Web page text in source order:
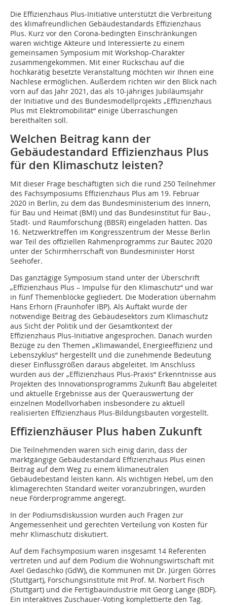
Die Effizienzhaus Plus-Initiative unterstützt die Verbreitung
des klimafreundlichen Gebäudestandards Effizienzhaus
Plus. Kurz vor den Corona-bedingten Einschränkungen
waren wichtige Akteure und Interessierte zu einem
gemeinsamen Symposium mit Workshop-Charakter
zusammengekommen. Mit einer Rückschau auf die
hochkarätig besetzte Veranstaltung möchten wir Ihnen eine
Nachlese ermöglichen. Außerdem richten wir den Blick nach
vorn auf das Jahr 2021, das als 10-jähriges Jubiläumsjahr
der Initiative und des Bundesmodellprojekts „Effizienzhaus
Plus mit Elektromobilität“ einige Überraschungen
bereithalten soll.
Welchen Beitrag kann der
Gebäudestandard Effizienzhaus Plus
für den Klimaschutz leisten?
Mit dieser Frage beschäftigten sich die rund 250 Teilnehmer
des Fachsymposiums Effizienzhaus Plus am 19. Februar
2020 in Berlin, zu dem das Bundesministerium des Innern,
für Bau und Heimat (BMI) und das Bundesinstitut für Bau-,
Stadt- und Raumforschung (BBSR) eingeladen hatten. Das
16. Netzwerktreffen im Kongresszentrum der Messe Berlin
war Teil des offiziellen Rahmenprogramms zur Bautec 2020
unter der Schirmherrschaft von Bundesminister Horst
Seehofer.
Das ganztägige Symposium stand unter der Überschrift
„Effizienzhaus Plus – Impulse für den Klimaschutz“ und war
in fünf Themenblöcke gegliedert. Die Moderation übernahm
Hans Erhorn (Fraunhofer IBP). Als Auftakt wurde der
notwendige Beitrag des Gebäudesektors zum Klimaschutz
aus Sicht der Politik und der Gesamtkontext der
Effizienzhaus Plus-Initiative angesprochen. Danach wurden
Bezüge zu den Themen „Klimawandel, Energieeffizienz und
Lebenszyklus“ hergestellt und die zunehmende Bedeutung
dieser Einflussgrößen daraus abgeleitet. Im Anschluss
wurden aus der „Effizienzhaus Plus-Praxis“ Erkenntnisse aus
Projekten des Innovationsprogramms Zukunft Bau abgeleitet
und aktuelle Ergebnisse aus der Querauswertung der
einzelnen Modellvorhaben insbesondere zu aktuell
realisierten Effizienzhaus Plus-Bildungsbauten vorgestellt.
Effizienzhäuser Plus haben Zukunft
Die Teilnehmenden waren sich einig darin, dass der
marktgängige Gebäudestandard Effizienzhaus Plus einen
Beitrag auf dem Weg zu einem klimaneutralen
Gebäudebestand leisten kann. Als wichtigen Hebel, um den
klimagerechten Standard weiter voranzubringen, wurden
neue Förderprogramme angeregt.
In der Podiumsdiskussion wurden auch Fragen zur
Angemessenheit und gerechten Verteilung von Kosten für
mehr Klimaschutz diskutiert.
Auf dem Fachsymposium waren insgesamt 14 Referenten
vertreten und auf dem Podium die Wohnungswirtschaft mit
Axel Gedaschko (GdW), die Kommunen mit Dr. Jürgen Görres
(Stuttgart), Forschungsinstitute mit Prof. M. Norbert Fisch
(Stuttgart) und die Fertigbauindustrie mit Georg Lange (BDF).
Ein interaktives Zuschauer-Voting komplettierte den Tag.